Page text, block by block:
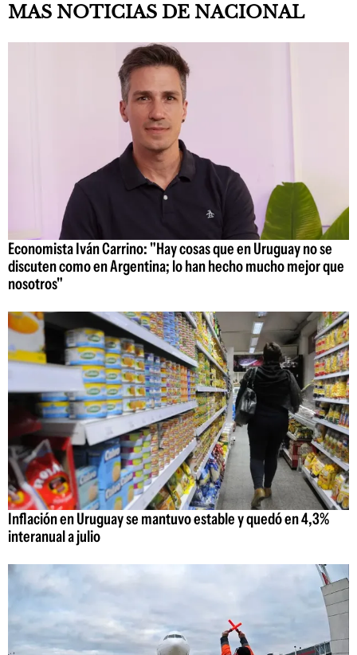
MAS NOTICIAS DE NACIONAL
Economista Iván Carrino: "Hay cosas que en Uruguay no se
discuten como en Argentina; lo han hecho mucho mejor que
nosotros"
Inflación en Uruguay se mantuvo estable y quedó en 4,3%
interanual a julio